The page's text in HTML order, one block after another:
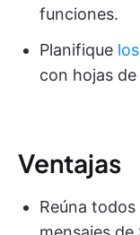
funciones.
Planifique
con hojas
Ventajas
Reúna